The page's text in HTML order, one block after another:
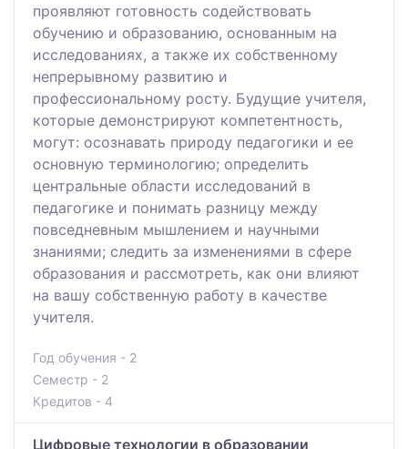
проявляют готовность содействовать
обучению и образованию, основанным на
исследованиях, а также их собственному
непрерывному развитию и
профессиональному росту. Будущие учителя,
которые демонстрируют компетентность,
могут: осознавать природу педагогики и ее
основную терминологию; определить
центральные области исследований в
педагогике и понимать разницу между
повседневным мышлением и научными
знаниями; следить за изменениями в сфере
образования и рассмотреть, как они влияют
на вашу собственную работу в качестве
учителя.
Год обучения - 2
Семестр - 2
Кредитов - 4
Цифровые технологии в образовании